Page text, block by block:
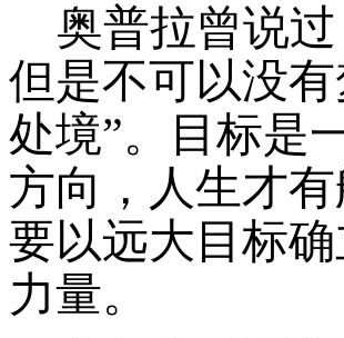
奥普拉曾说过
但是不可以没
处境”。
目标是
方向，人生才有
要以远大目标
力量。